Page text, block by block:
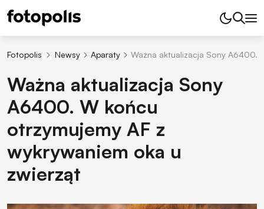
Fotopolis Newsy Aparaty Ważna aktualizacja Sony A6400.
Ważna aktualizacja Sony
A6400. W końcu
otrzymujemy AF z
wykrywaniem oka u
zwierząt